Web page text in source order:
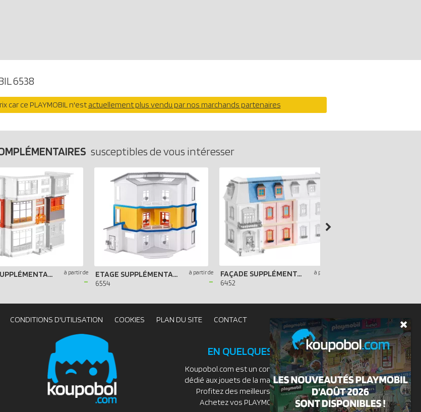
6538
car ce PLAYMOBIL n'est actuellement plus vendu par nos marchands partenaires
susceptibles de vous intéresser
ETAGE SUPPLÉMENTAIRE POUR HÔPITAL PÉDIATRIQUE à partir de
-
ETAGE SUPPLÉMENTAIRE POUR MAISON MODERNE
6554
à partir de
-
FAÇADE SUPPLÉMENTAIRE POUR MAISON TRADITIONNELLE
6452
à partir de
CONDITIONS D'UTILISATION COOKIES PLAN DU SITE CONTACT
EN QUELQUES MOTS
Koupobol.com est un comparateur de prix
dédié aux jouets de la marque PLAYMOBIL.
Profitez des meilleurs prix du moment.
Achetez vos PLAYMOBIL moins chers.